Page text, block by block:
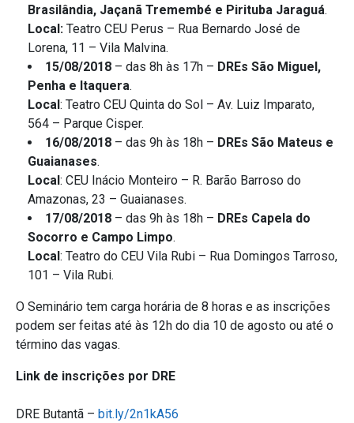
Brasilândia, Jaçanã Tremembé e Pirituba Jaraguá.
Local: Teatro CEU Perus – Rua Bernardo José de
Lorena, 11 – Vila Malvina.
15/08/2018 – das 8h às 17h – DREs São Miguel,
Penha e Itaquera.
Local: Teatro CEU Quinta do Sol – Av. Luiz Imparato,
564 – Parque Cisper.
16/08/2018 – das 9h às 18h – DREs São Mateus e
Guaianases.
Local: CEU Inácio Monteiro – R. Barão Barroso do
Amazonas, 23 – Guaianases.
17/08/2018 – das 9h às 18h – DREs Capela do
Socorro e Campo Limpo.
Local: Teatro do CEU Vila Rubi – Rua Domingos Tarroso,
101 – Vila Rubi.
O Seminário tem carga horária de 8 horas e as inscrições
podem ser feitas até às 12h do dia 10 de agosto ou até o
término das vagas.
Link de inscrições por DRE
DRE Butantã – bit.ly/2n1kA56